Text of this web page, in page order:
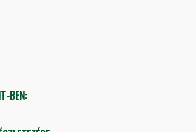
BEN: